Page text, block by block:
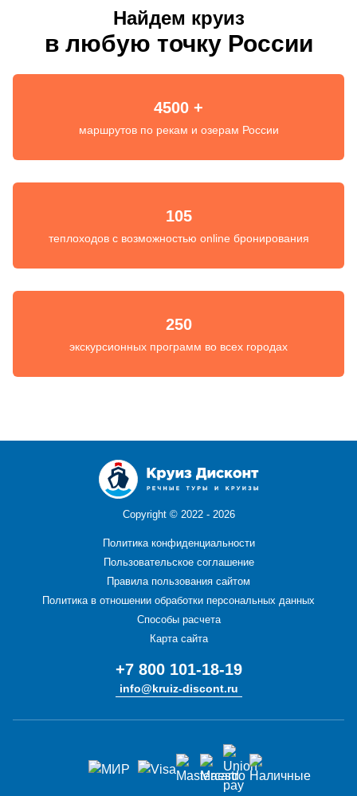
Найдем круиз
в любую точку России
4500 +
маршрутов по рекам и озерам России
105
теплоходов с возможностью online бронирования
250
экскурсионных программ во всех городах
Copyright © 2022 - 2026
Политика конфиденциальности
Пользовательское соглашение
Правила пользования сайтом
Политика в отношении обработки персональных данных
Способы расчета
Карта сайта
+7 800 101-18-19
info@kruiz-discont.ru